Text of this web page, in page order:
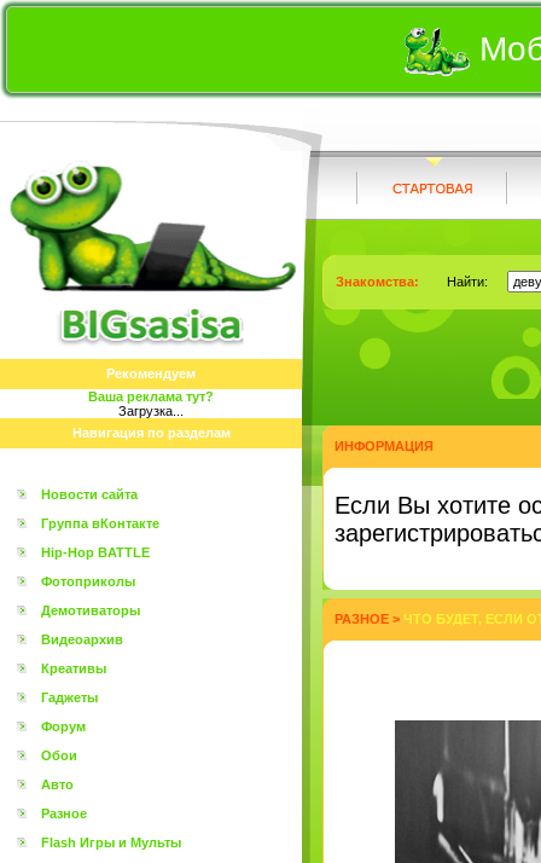
Рекомендуем
Ваша реклама тут?
Загрузка...
Навигация по разделам
Новости сайта
Группа вКонтакте
Hip-Hop BATTLE
Фотоприколы
Демотиваторы
Видеоархив
Креативы
Гаджеты
Форум
Обои
Авто
Разное
Flash Игры и Мульты
Знакомства: Найти:
ИНФОРМАЦИЯ
Eсли Вы хотите
РАЗНОЕ > ЧТО БУДЕТ, ЕСЛИ